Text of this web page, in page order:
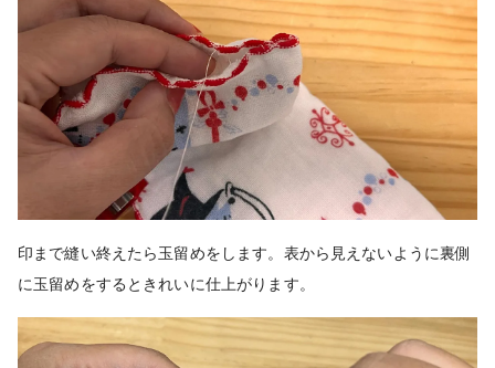
印まで縫い終えたら玉留めをします。表から見えないように裏側
に玉留めをするときれいに仕上がります。